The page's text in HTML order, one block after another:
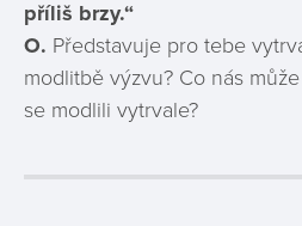
příliš brzy.“
O. Představuje pro tebe
modlitbě výzvu? Co nás
se modlili vytrvale?